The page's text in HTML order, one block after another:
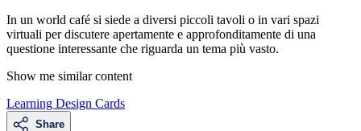
In un world café si siede a diversi piccoli tavoli o in vari spazi
virtuali per discutere apertamente e approfonditamente di una
questione interessante che riguarda un tema più vasto.
Show me similar content
Learning Design Cards
Share